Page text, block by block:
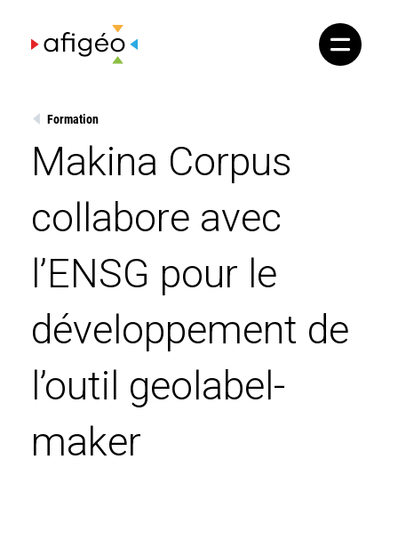
content
Formation
Makina Corpus
collabore avec
l’ENSG pour le
développement de
l’outil geolabel-
maker